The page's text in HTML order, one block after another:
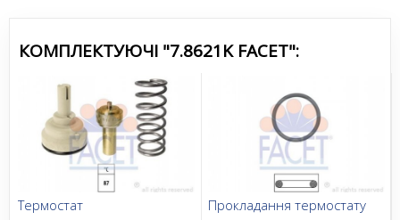
КОМПЛЕКТУЮЧІ "7.8621K FACET":
Термостат Прокладання термостату